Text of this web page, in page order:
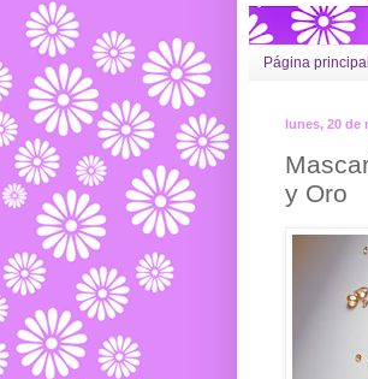
Página principal
lunes, 20 de
y Oro